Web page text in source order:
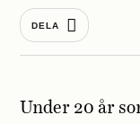
DELA
Under 20 år